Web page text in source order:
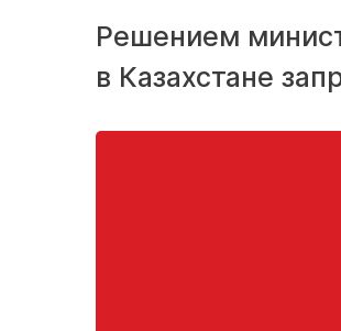
Решением
в Казахстане